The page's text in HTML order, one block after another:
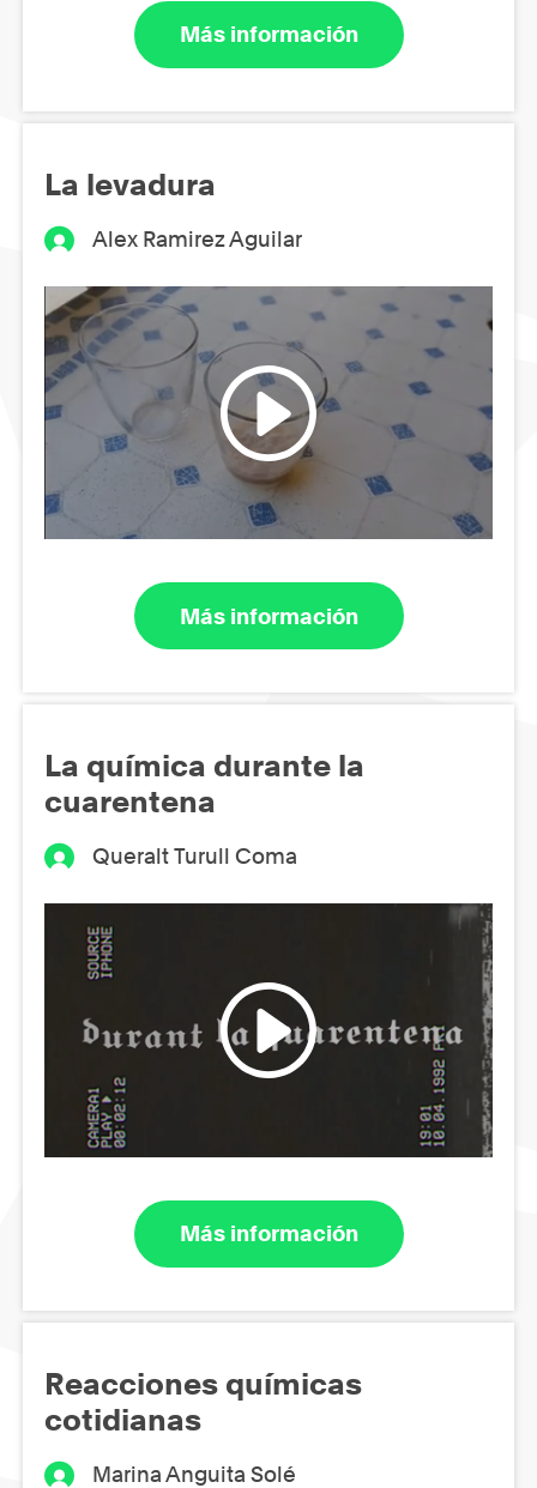
Más información
La levadura
Alex Ramirez Aguilar
Más información
La química durante la
cuarentena
Queralt Turull Coma
Más información
Reacciones químicas
cotidianas
Marina Anguita Solé